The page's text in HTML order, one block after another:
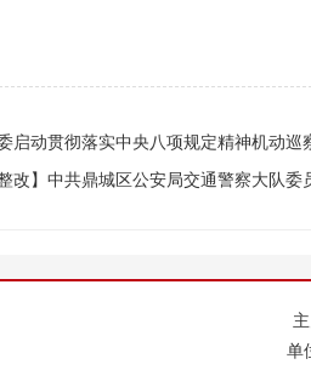
启动贯彻落实中央八项规定精神机动巡
整改】中共鼎城区公安局交通警察大队
单